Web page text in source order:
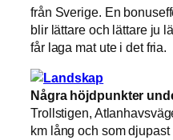
från Sverige. En
blir lättare och lättare ju
får laga mat ute i det fria.
Några höjdpunkter
Trollstigen,
km lång och som